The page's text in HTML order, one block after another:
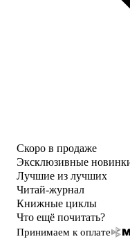
Скоро в продаже
Эксклюзивные
Лучшие из лучших
Читай-журнал
Книжные циклы
Что ещё почитать?
Принимаем к оплате